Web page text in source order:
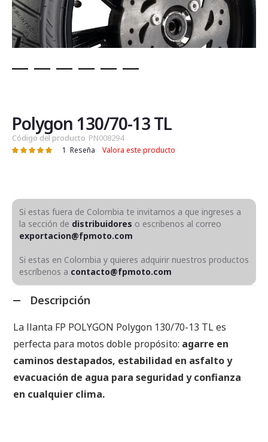
de
la
galería
de
Polygon 130/70-13 TL
Código del producto PN008294
Valoración: 1 Reseña Valora este producto
Si estas fuera de Colombia te invitamos a que ingreses a
la sección de distribuidores o escribenos al correo
exportacion@fpmoto.com
Si estas en Colombia y quieres adquirir nuestros productos
escríbenos a contacto@fpmoto.com
Descripción
La llanta FP POLYGON Polygon 130/70-13 TL es
perfecta para motos doble propósito: agarre en
caminos destapados, estabilidad en asfalto y
evacuación de agua para seguridad y confianza
en cualquier clima.